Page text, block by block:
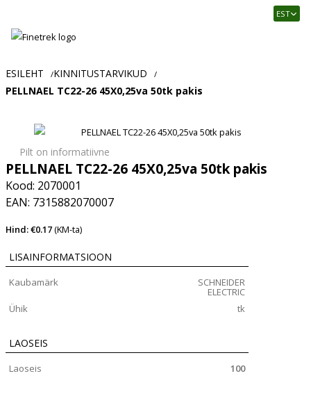
Usaldusväärne
ja
tööstusautomaatika
EST
ESILEHT /KINNITUSTARVIKUD /
PELLNAEL TC22-26 45X0,25va 50tk pakis
Pilt on informatiivne
PELLNAEL TC22-26 45X0,25va 50tk pakis
Kood: 2070001
EAN: 7315882070007
Hind: €0.17(KM-ta)
LISAINFORMATSIOON
Kaubamärk SCHNEIDER
ELECTRIC
Ühik
tk
LAOSEIS
Laoseis 100